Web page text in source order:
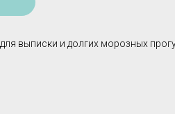
для выписки и долгих морозных